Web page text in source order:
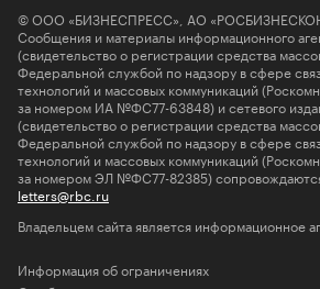
© ООО «БИЗНЕСПРЕСС», АО
Сообщения и материалы информационного
(свидетельство о регистрации средства
Федеральной службой по надзору в сфере
технологий и массовых коммуникаций
за номером ИА №ФС77-63848) и сетевого
(свидетельство о регистрации средства
Федеральной службой по надзору в сфере
технологий и массовых коммуникаций
за номером ЭЛ №ФС77-82385)
letters@rbc.ru
Владельцем сайта является информационное
Информация об ограничениях